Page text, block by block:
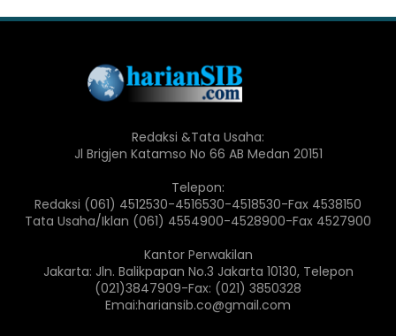
Redaksi &Tata Usaha:
Jl Brigjen Katamso No 66 AB Medan 20151
Telepon:
Redaksi (061) 4512530-4516530-4518530-Fax 4538150
Tata Usaha/Iklan (061) 4554900-4528900-Fax 4527900
Kantor Perwakilan
Jakarta: Jln. Balikpapan No.3 Jakarta 10130, Telepon
(021)3847909-Fax: (021) 3850328
Emai:hariansib.co@gmail.com